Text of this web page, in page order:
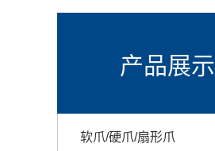
产品展示
软爪/硬爪/扇形爪